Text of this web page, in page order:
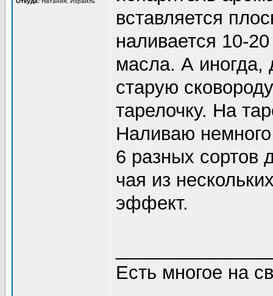
вставляется
наливается 10-
масла. А иногда,
старую
тарелочку. На
Наливаю
6 разных сортов
чая из
эффект.
Есть многое на